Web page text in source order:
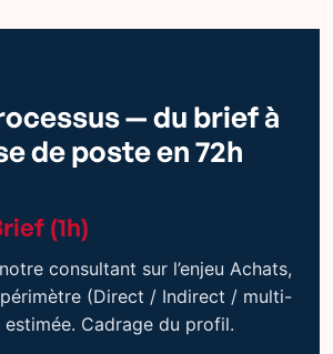
— du brief à
de poste en 72h
(1h)
consultant sur l’enjeu Achats,
(Direct / Indirect / multi-
estimée. Cadrage du profil.